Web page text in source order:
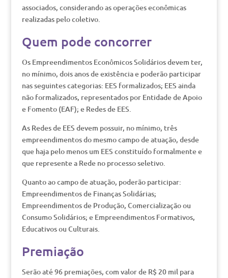
associados, considerando as operações econômicas
realizadas pelo coletivo.
Quem pode concorrer
Os Empreendimentos Econômicos Solidários devem ter,
no mínimo, dois anos de existência e poderão participar
nas seguintes categorias: EES formalizados; EES ainda
não formalizados, representados por Entidade de Apoio
e Fomento (EAF); e Redes de EES.
As Redes de EES devem possuir, no mínimo, três
empreendimentos do mesmo campo de atuação, desde
que haja pelo menos um EES constituído formalmente e
que represente a Rede no processo seletivo.
Quanto ao campo de atuação, poderão participar:
Empreendimentos de Finanças Solidárias;
Empreendimentos de Produção, Comercialização ou
Consumo Solidários; e Empreendimentos Formativos,
Educativos ou Culturais.
Premiação
Serão até 96 premiações, com valor de R$ 20 mil para